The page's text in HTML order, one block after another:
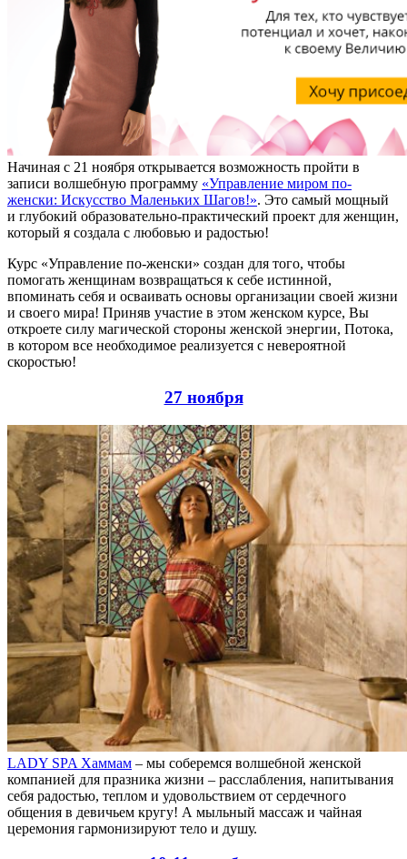
Начиная с 21 ноября открывается возможность пройти в
записи волшебную программу «Управление миром по-
женски: Искусство Маленьких Шагов!». Это самый мощный
и глубокий образовательно-практический проект для женщин,
который я создала с любовью и радостью!
Курс «Управление по-женски» создан для того, чтобы
помогать женщинам возвращаться к себе истинной,
впоминать себя и осваивать основы организации своей жизни
и своего мира! Приняв участие в этом женском курсе, Вы
откроете силу магической стороны женской энергии, Потока,
в котором все необходимое реализуется с невероятной
скоростью!
27 ноября
LADY SPA Хаммам – мы соберемся волшебной женской
компанией для празника жизни – расслабления, напитывания
себя радостью, теплом и удовольствием от сердечного
общения в девичьем кругу! А мыльный массаж и чайная
церемония гармонизируют тело и душу.